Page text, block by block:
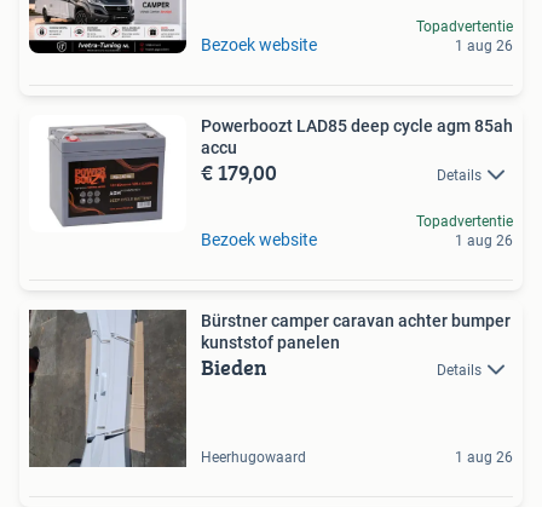
Bezoek website
Topadvertentie
1 aug 26
Powerboozt LAD85 deep cycle agm 85ah
accu
€ 179,00 Details
Bezoek website
Topadvertentie
1 aug 26
Bürstner camper caravan achter bumper
kunststof panelen
Bieden Details
Heerhugowaard 1 aug 26